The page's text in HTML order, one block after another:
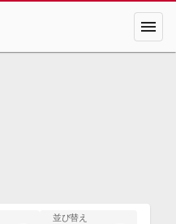
menu
並び替え